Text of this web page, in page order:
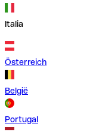
Italia
Österreich
België
Portugal